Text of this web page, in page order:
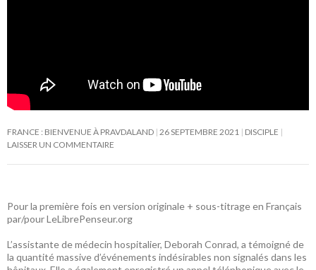
FRANCE : BIENVENUE À PRAVDALAND 26 SEPTEMBRE 2021 DISCIPLE
LAISSER UN COMMENTAIRE
Pour la première fois en version originale + sous-titrage en Français
par/pour LeLibrePenseur.org
L’assistante de médecin hospitalier, Deborah Conrad, a témoigné de
la quantité massive d’événements indésirables non signalés dans les